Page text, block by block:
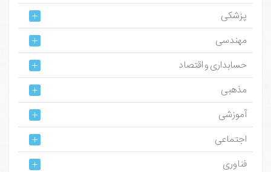
پزشکی
مهندسی
حسابداری و اقتصاد
مذهبی
آموزشی
اجتماعی
فناوری